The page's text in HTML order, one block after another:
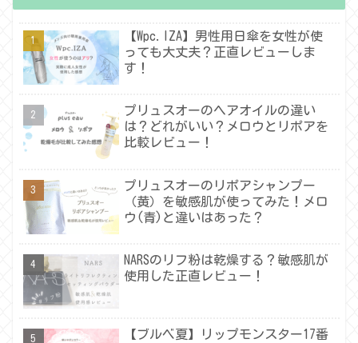
【Wpc.IZA】男性用日傘を女性が使
っても大丈夫？正直レビューしま
す！
プリュスオーのヘアオイルの違い
は？どれがいい？メロウとリポアを
比較レビュー！
プリュスオーのリポアシャンプー
（黄）を敏感肌が使ってみた！メロ
ウ(青)と違いはあった？
NARSのリフ粉は乾燥する？敏感肌が
使用した正直レビュー！
【ブルベ夏】リップモンスター17番